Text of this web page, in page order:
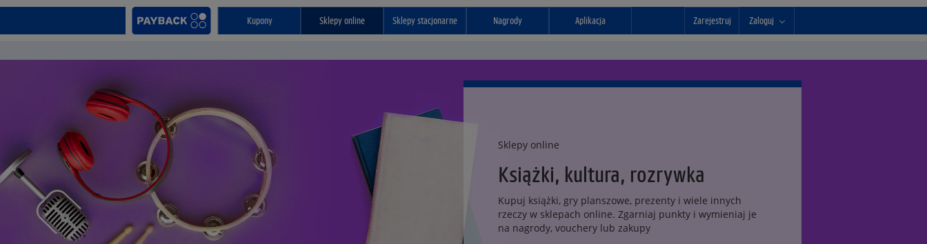
Kupony Sklepy online Sklepy stacjonarne Nagrody Aplikacja Zarejestruj Zaloguj
Sklepy online
Książki, kultura, rozrywka
Kupuj książki, gry planszowe, prezenty i wiele innych
rzeczy w sklepach online. Zgarniaj punkty i wymieniaj je
na nagrody, vouchery lub zakupy